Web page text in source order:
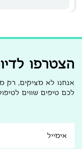
הצטרפו
אנחנו לא מציקים, רק
לכם טיפים שווים